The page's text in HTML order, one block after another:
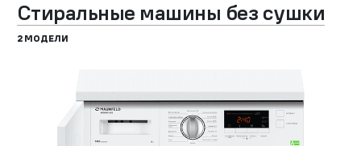
Стиральные машины без сушки
2 МОДЕЛИ